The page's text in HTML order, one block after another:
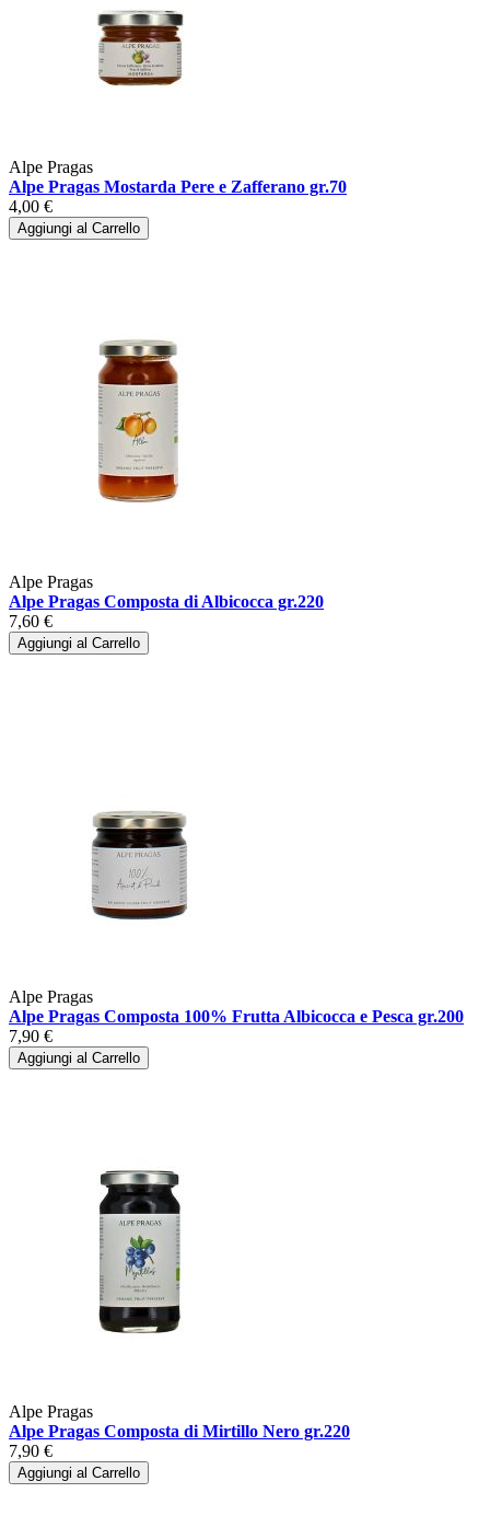
Alpe Pragas
Alpe Pragas Mostarda Pere e Zafferano gr.70
4,00 €
Aggiungi al Carrello
Alpe Pragas
Alpe Pragas Composta di Albicocca gr.220
7,60 €
Aggiungi al Carrello
Alpe Pragas
Alpe Pragas Composta 100% Frutta Albicocca e Pesca gr.200
7,90 €
Aggiungi al Carrello
Alpe Pragas
Alpe Pragas Composta di Mirtillo Nero gr.220
7,90 €
Aggiungi al Carrello